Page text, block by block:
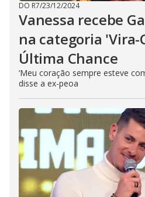
DO R7/23/12/2024
Vanessa recebe
na categoria 'Vira-
Última Chance
‘Meu coração sempre esteve
disse a ex-peoa